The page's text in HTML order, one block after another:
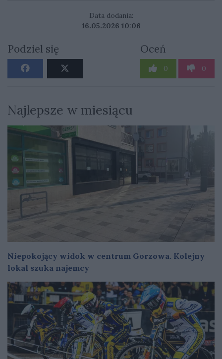
Data dodania:
16.05.2026 10:06
Podziel się Oceń
0 0
Najlepsze w miesiącu
Niepokojący widok w centrum Gorzowa. Kolejny
lokal szuka najemcy